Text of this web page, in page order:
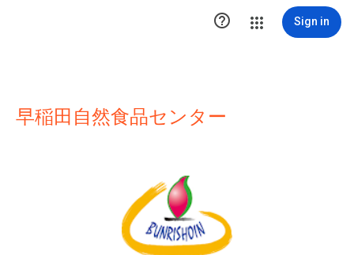
 Sign in
早稲田自然食品センター